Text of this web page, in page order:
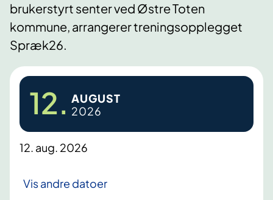
brukerstyrt senter ved Østre Toten
kommune, arrangerer treningsopplegget
Spræk26.
12. AUGUST
2026
12. aug. 2026
Vis andre datoer